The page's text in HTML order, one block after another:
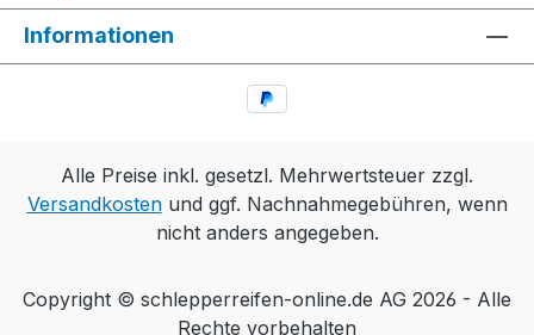
Informationen
Alle Preise inkl. gesetzl. Mehrwertsteuer zzgl.
Versandkostenund ggf. Nachnahmegebühren, wenn
nicht anders angegeben.
Copyright © schlepperreifen-online.de AG 2026 - Alle
Rechte vorbehalten